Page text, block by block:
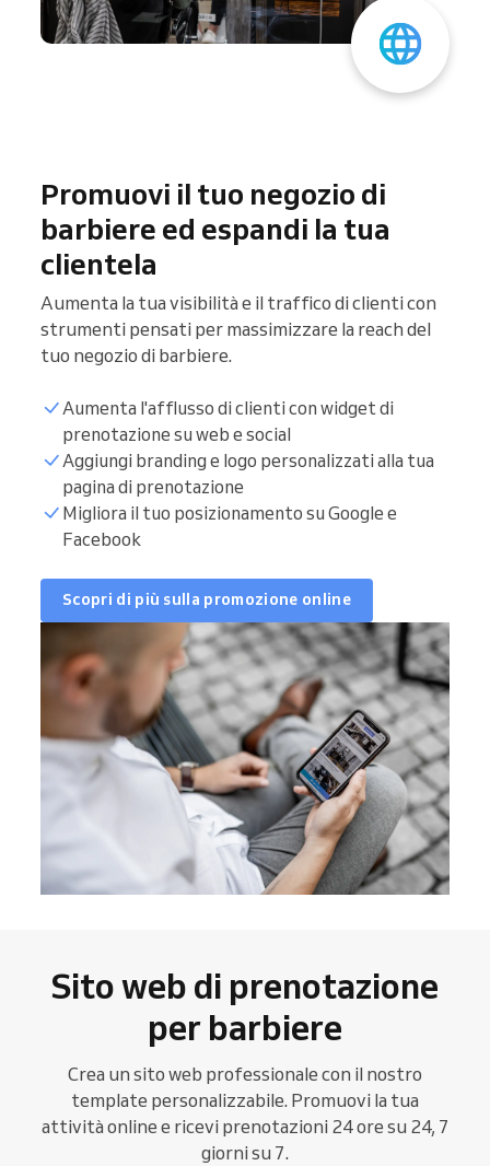
Promuovi il tuo negozio di
barbiere ed espandi la tua
clientela
Aumenta la tua visibilità e il traffico di clienti con
strumenti pensati per massimizzare la reach del
tuo negozio di barbiere.
Aumenta l'afflusso di clienti con widget di
prenotazione su web e social
Aggiungi branding e logo personalizzati alla tua
pagina di prenotazione
Migliora il tuo posizionamento su Google e
Facebook
Scopri di più sulla promozione online
Sito web di prenotazione
per barbiere
Crea un sito web professionale con il nostro
template personalizzabile. Promuovi la tua
attività online e ricevi prenotazioni 24 ore su 24, 7
giorni su 7.